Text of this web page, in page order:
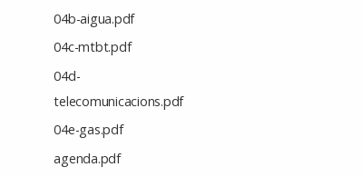
04b-aigua.pdf
04c-mtbt.pdf
04d-
telecomunicacions.pdf
04e-gas.pdf
agenda.pdf